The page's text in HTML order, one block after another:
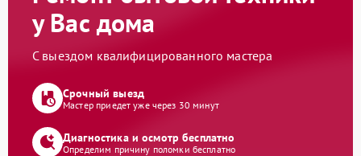
у Вас дома
С выездом квалифицированного мастера
Срочный выезд
Мастер приедет уже через 30 минут
Диагностика и осмотр бесплатно
Определим причину поломки бесплатно